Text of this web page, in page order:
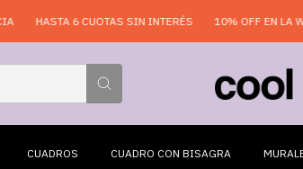
HASTA 6 CUOTAS SIN INTERÉS 10% OFF EN LA
CUADROS CUADRO CON BISAGRA